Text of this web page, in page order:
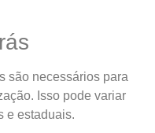
são necessários para
Isso pode variar
e estaduais.